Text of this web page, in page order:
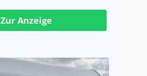
Zur Anzeige